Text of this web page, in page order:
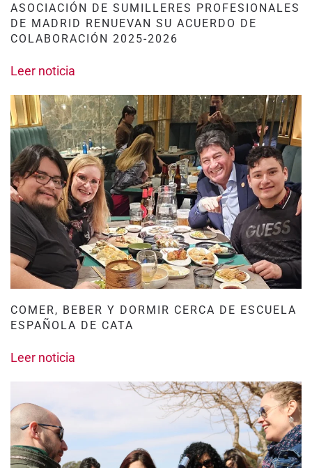
ASOCIACIÓN DE SUMILLERES PROFESIONALES
DE MADRID RENUEVAN SU ACUERDO DE
COLABORACIÓN 2025-2026
Leer noticia
COMER, BEBER Y DORMIR CERCA DE ESCUELA
ESPAÑOLA DE CATA
Leer noticia